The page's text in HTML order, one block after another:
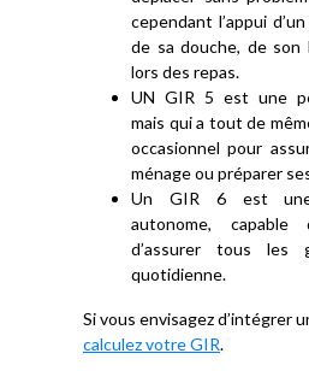
cependant l’appui
de sa douche, de son
lors des repas.
UN GIR 5 est une
mais qui a tout de
occasionnel pour
ménage ou préparer
Un GIR 6 est une
autonome, capable
d’assurer tous
quotidienne.
Si vous envisagez d’intégrer
calculez votre GIR.